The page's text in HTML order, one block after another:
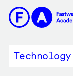
contenuto